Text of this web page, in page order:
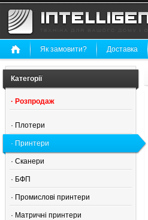
Як замовити? Доставка
Категорії
· Розпродаж
· Плотери
· Принтери
· Сканери
· БФП
· Промислові принтери
· Матричні принтери